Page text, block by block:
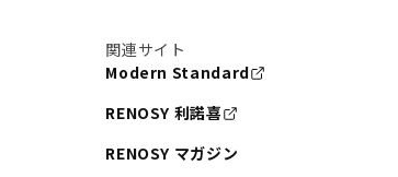
関連サイト
Modern Standard
RENOSY 利諾喜
RENOSY マガジン